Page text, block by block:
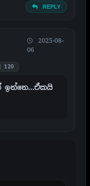
REPLY
120
2025-08-
06
ඉන්නෙ…ඒකයි